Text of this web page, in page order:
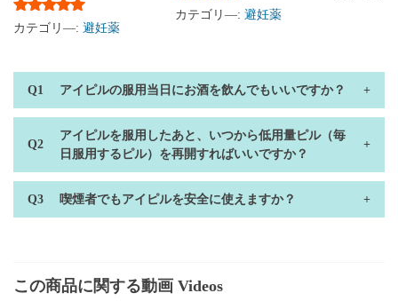
5段階中 5.00の評価
カテゴリ―: 避妊薬
5段階中 4.33の評価
カテゴリ―: 避妊薬
アイピルの服用当日にお酒を飲んでもいいですか？
アイピルを服用したあと、いつから低用量ピル（毎
日服用するピル）を再開すればいいですか？
喫煙者でもアイピルを安全に使えますか？
この商品に関する動画 Videos